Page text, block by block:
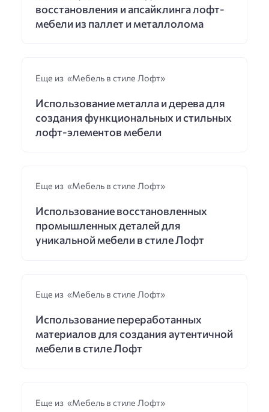
восстановления и апсайклинга лофт-
мебели из паллет и металлолома
Еще из «Мебель в стиле Лофт»
Использование металла и дерева для
создания функциональных и стильных
лофт-элементов мебели
Еще из «Мебель в стиле Лофт»
Использование восстановленных
промышленных деталей для
уникальной мебели в стиле Лофт
Еще из «Мебель в стиле Лофт»
Использование переработанных
материалов для создания аутентичной
мебели в стиле Лофт
Еще из «Мебель в стиле Лофт»